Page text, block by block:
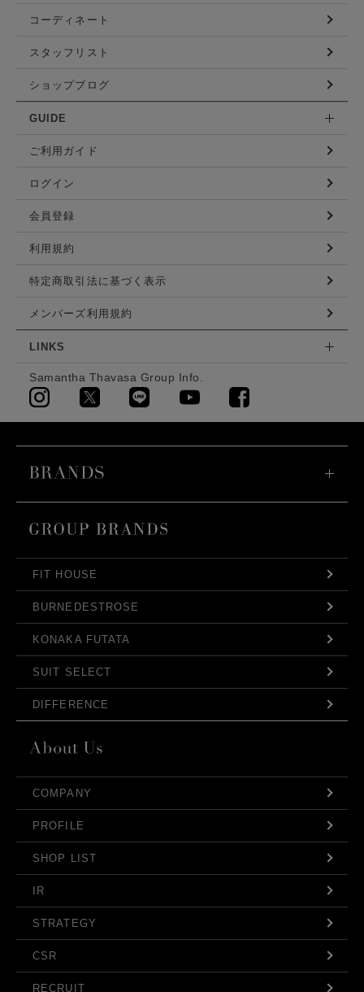
コーディネート
スタッフリスト
ショップブログ
GUIDE
ご利用ガイド
ログイン
会員登録
利用規約
特定商取引法に基づく表示
メンバーズ利用規約
LINKS
Samantha Thavasa Group Info.
FIT HOUSE
BURNEDESTROSE
KONAKA FUTATA
SUIT SELECT
DIFFERENCE
COMPANY
PROFILE
SHOP LIST
IR
STRATEGY
CSR
RECRUIT